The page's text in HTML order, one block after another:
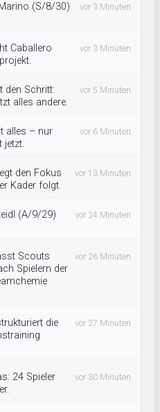
(S/8/30)
vor 3 Minuten
Caballero
vor 3 Minuten
den Schritt:
alles andere.
vor 5 Minuten
alles – nur
jetzt.
vor 6 Minuten
den Fokus
Kader folgt.
vor 13 Minuten
(A/9/29)
vor 24 Minuten
Scouts
Spielern der
vor 26 Minuten
die
vor 27 Minuten
24 Spieler
vor 30 Minuten